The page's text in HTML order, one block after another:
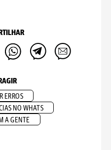
ERROS
NO WHATS
A GENTE